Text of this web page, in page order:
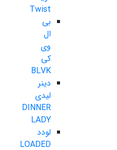
Twist
بی
ال
وی
کی
BLVK
دینر
لیدی
DINNER
LADY
لودد
LOADED